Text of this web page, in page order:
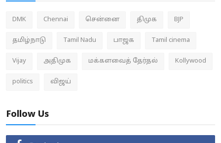
DMK Chennai சென்னை திமுக BJP
தமிழ்நாடு Tamil Nadu பாஜக Tamil cinema
Vijay அதிமுக மக்களவைத் தேர்தல் Kollywood
politics விஜய்
Follow Us